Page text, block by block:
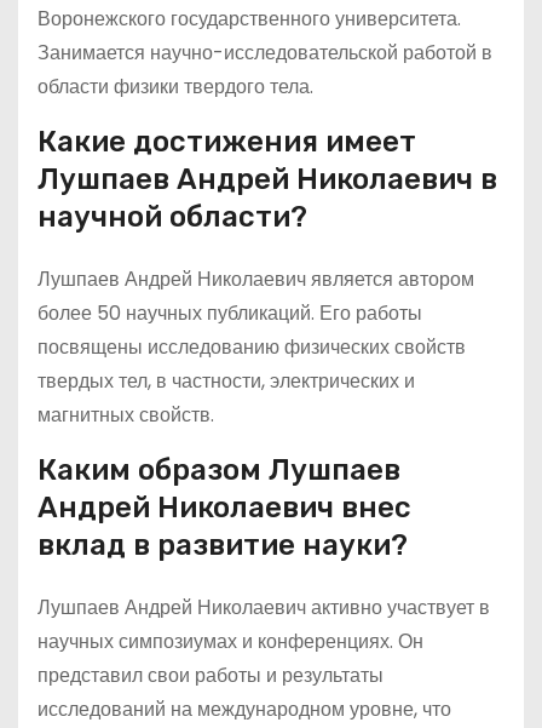
Воронежского государственного университета.
Занимается научно-исследовательской работой в
области физики твердого тела.
Какие достижения имеет
Лушпаев Андрей Николаевич в
научной области?
Лушпаев Андрей Николаевич является автором
более 50 научных публикаций. Его работы
посвящены исследованию физических свойств
твердых тел, в частности, электрических и
магнитных свойств.
Каким образом Лушпаев
Андрей Николаевич внес
вклад в развитие науки?
Лушпаев Андрей Николаевич активно участвует в
научных симпозиумах и конференциях. Он
представил свои работы и результаты
исследований на международном уровне, что